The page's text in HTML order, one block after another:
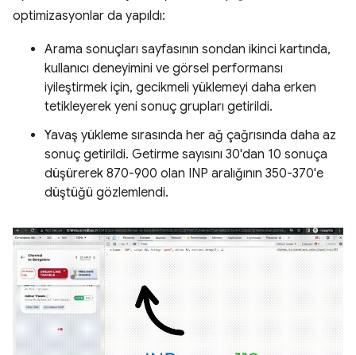
optimizasyonlar da yapıldı:
Arama sonuçları sayfasının sondan ikinci kartında,
kullanıcı deneyimini ve görsel performansı
iyileştirmek için, gecikmeli yüklemeyi daha erken
tetikleyerek yeni sonuç grupları getirildi.
Yavaş yükleme sırasında her ağ çağrısında daha az
sonuç getirildi. Getirme sayısını 30'dan 10 sonuça
düşürerek 870-900 olan INP aralığının 350-370'e
düştüğü gözlemlendi.